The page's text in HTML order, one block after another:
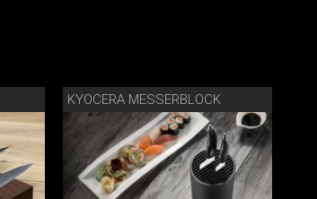
KYOCERA MESSERBLOCK